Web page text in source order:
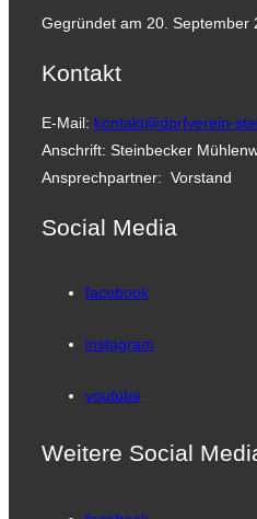
Gegründet am 20. September
Kontakt
E-Mail: kontakt@dorfverein-
Anschrift: Steinbecker
Ansprechpartner: Vorstand
Social Media
facebook
instagram
youtube
Weitere Social